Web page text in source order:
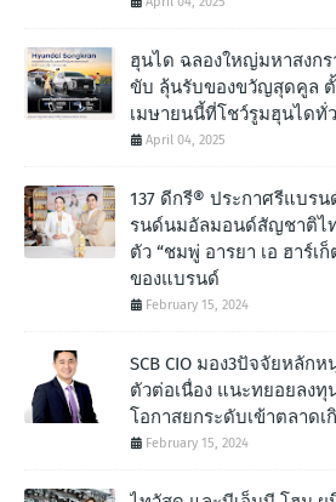
ฮุนได ฉลองใหญ่มหาสงก
ขับ ลุ้นรับของขวัญสุดคูล ตั้
เมษายนนี้ที่โชว์รูมฮุนไดทั่
April 04, 2025
137 ดีกรี® ประกาศรีแบร
รนด์นมอัลมอนด์สัญชาติไ
ตัว “ชมพู่ อารยา เอ ฮาร์เ
ของแบรนด์
February 15, 2024
SCB CIO มอง3ปัจจัยหลั
ตัวต่อเนื่อง แนะทยอยลงทุ
โอกาสยกระดับเข้าตลาดเ
February 15, 2024